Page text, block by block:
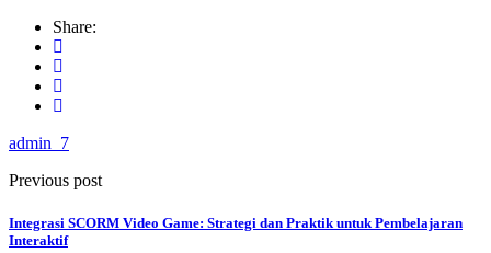
Share:
admin_7
Previous post
Integrasi SCORM Video Game: Strategi dan Praktik untuk Pembelajaran
Interaktif